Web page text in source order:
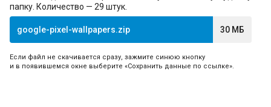
папку. Количество — 29 штук.
google-pixel-wallpapers.zip 30 МБ
Если файл не скачивается сразу, зажмите синюю кнопку
и в появившемся окне выберите «Сохранить данные по ссылке».